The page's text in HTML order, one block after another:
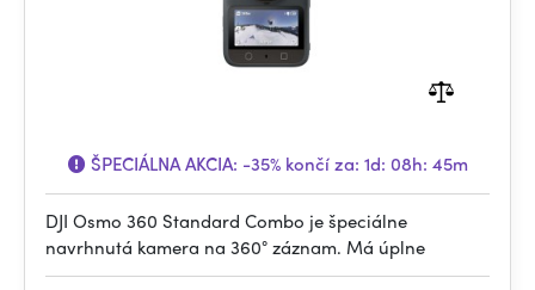
ŠPECIÁLNA AKCIA: -35%končí za: 1d: 08h: 45m
DJI Osmo 360 Standard Combo je špeciálne
navrhnutá kamera na 360° záznam. Má úplne